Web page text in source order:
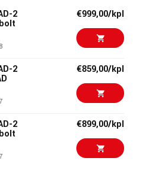
2 €999,00/kpl
2 €859,00/kpl
2 €899,00/kpl